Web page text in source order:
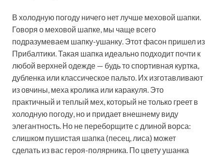
В холодную погоду ничего нет лучше меховой шапки.
Говоря о меховой шапке, мы чаще всего
подразумеваем шапку-ушанку. Этот фасон пришел из
Прибалтики. Такая шапка идеально подходит почти к
любой верхней одежде — будь то спортивная куртка,
дубленка или классическое пальто. Их изготавливают
из овчины, меха кролика или каракуля. Это
практичный и теплый мех, который не только греет в
холодную погоду, но и придает внешнему виду
элегантность. Но не переборщите с длиной ворса:
слишком пушистая шапка (песец, лиса) может
сделать из вас героя-полярника. По цвету ушанка